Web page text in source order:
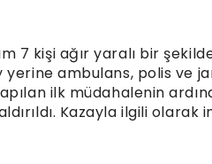
7 kişi ağır yaralı bir
ambulans, polis ve
ilk müdahalenin
Kazayla ilgili olarak